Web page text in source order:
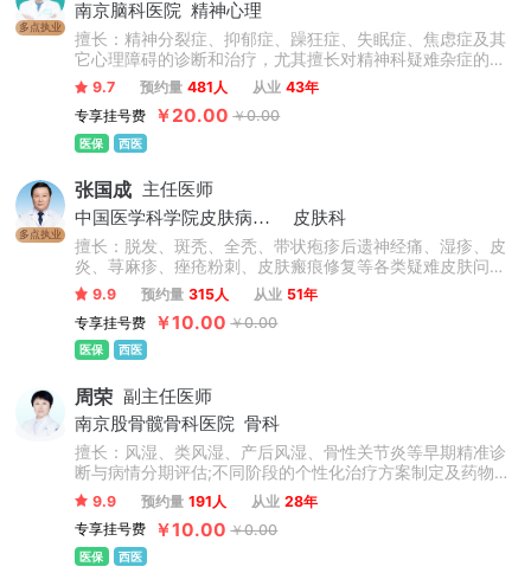
多点执业
南京脑科医院 精神心理
擅长：精神分裂症、抑郁症、躁狂症、失眠症、焦虑症及其
它心理障碍的诊断和治疗，尤其擅长对精神科疑难杂症的处
理。
9.7 预约量 481人 从业 43年
专享挂号费
￥20.00 ￥0.00
医保 西医
多点执业
张国成 主任医师
中国医学科学院皮肤病医院
皮肤科
擅长：脱发、斑秃、全秃、带状疱疹后遗神经痛、湿疹、皮
炎、荨麻疹、痤疮粉刺、皮肤瘢痕修复等各类疑难皮肤问
题。
9.9 预约量 315人 从业 51年
专享挂号费
￥10.00 ￥0.00
医保 西医
周荣 副主任医师
南京股骨髋骨科医院 骨科
擅长：风湿、类风湿、产后风湿、骨性关节炎等早期精准诊
断与病情分期评估;不同阶段的个性化治疗方案制定及药物疗
效追踪;推行局部联合全身规范诊疗理念治疗类风湿，熟练运
用技术，实现精准祛炎治痛，解除活动受限、修复受损骨质
等。
9.9 预约量 191人 从业 28年
专享挂号费
￥10.00 ￥0.00
医保 西医